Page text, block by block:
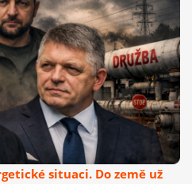
situaci. Do země už